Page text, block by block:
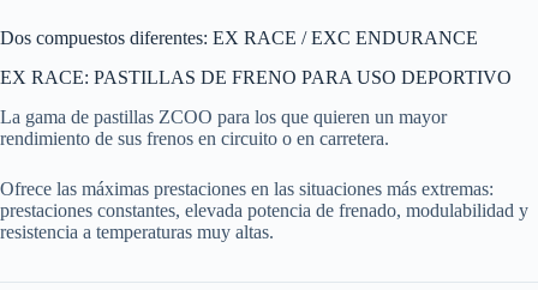
Dos compuestos diferentes: EX RACE / EXC ENDURANCE
EX RACE: PASTILLAS DE FRENO PARA USO DEPORTIVO
La gama de pastillas ZCOO para los que quieren un mayor
rendimiento de sus frenos en circuito o en carretera.
Ofrece las máximas prestaciones en las situaciones más extremas:
prestaciones constantes, elevada potencia de frenado, modulabilidad y
resistencia a temperaturas muy altas.